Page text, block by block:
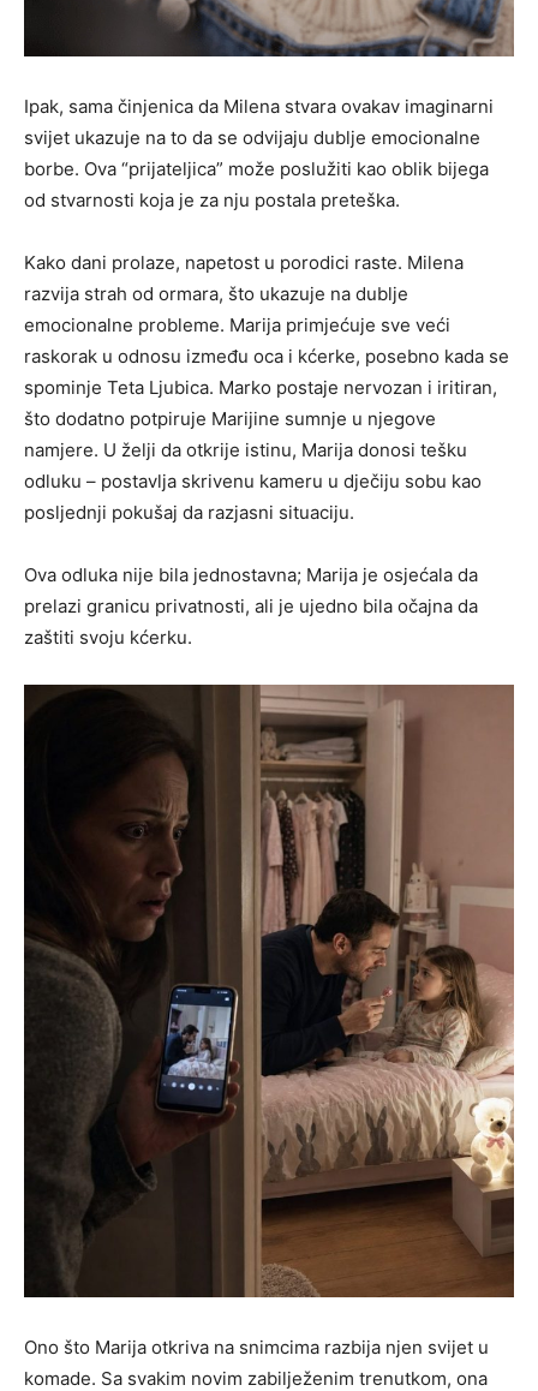
Ipak, sama činjenica da Milena stvara ovakav imaginarni
svijet ukazuje na to da se odvijaju dublje emocionalne
borbe. Ova “prijateljica” može poslužiti kao oblik bijega
od stvarnosti koja je za nju postala preteška.
Kako dani prolaze, napetost u porodici raste. Milena
razvija strah od ormara, što ukazuje na dublje
emocionalne probleme. Marija primjećuje sve veći
raskorak u odnosu između oca i kćerke, posebno kada se
spominje Teta Ljubica. Marko postaje nervozan i iritiran,
što dodatno potpiruje Marijine sumnje u njegove
namjere. U želji da otkrije istinu, Marija donosi tešku
odluku – postavlja skrivenu kameru u dječiju sobu kao
posljednji pokušaj da razjasni situaciju.
Ova odluka nije bila jednostavna; Marija je osjećala da
prelazi granicu privatnosti, ali je ujedno bila očajna da
zaštiti svoju kćerku.
Ono što Marija otkriva na snimcima razbija njen svijet u
komade. Sa svakim novim zabilježenim trenutkom, ona